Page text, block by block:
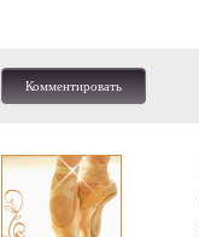
Комментировать